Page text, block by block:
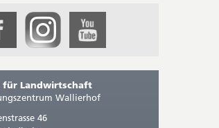
für Landwirtschaft
Wallierhof
46